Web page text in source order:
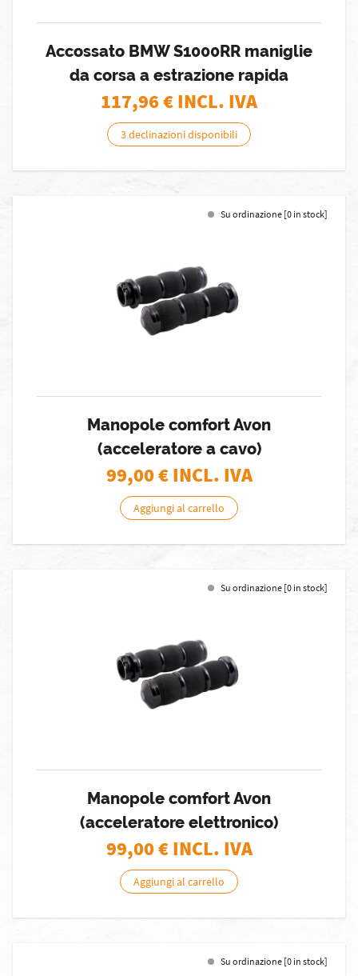
Accossato BMW S1000RR maniglie
da corsa a estrazione rapida
117,96€ INCL. IVA
3 declinazioni disponibili
Su ordinazione [0 in stock]
Manopole comfort Avon
(acceleratore a cavo)
99,00€ INCL. IVA
Aggiungi al carrello
Su ordinazione [0 in stock]
Manopole comfort Avon
(acceleratore elettronico)
99,00€ INCL. IVA
Aggiungi al carrello
Su ordinazione [0 in stock]